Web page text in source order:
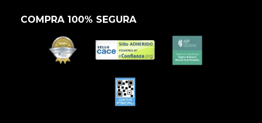
COMPRA 100% SEGURA